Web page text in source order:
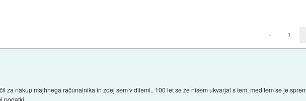
« 1
za nakup majhnega računalnika in zdej sem v dilemi.. 100 let se že nisem ukvarjal s tem, med tem se je